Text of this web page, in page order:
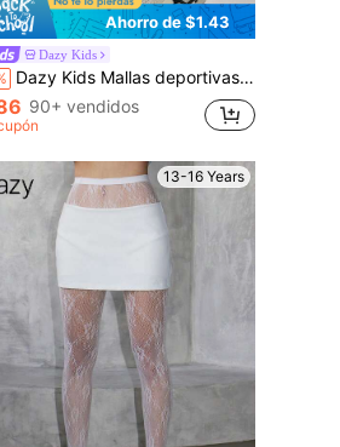
Ahorro de $1.43
Dazy Kids
Dazy Kids Mallas deportivas de cintura ajustada de unicolor y estilo minimalista para adolescentes
90+ vendidos
13-16 Years